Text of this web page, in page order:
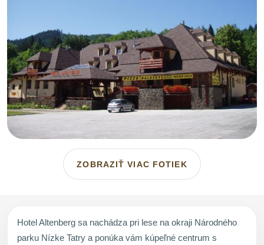
ZOBRAZIŤ VIAC FOTIEK
Hotel Altenberg sa nachádza pri lese na okraji Národného
parku Nízke Tatry a ponúka vám kúpeľné centrum s